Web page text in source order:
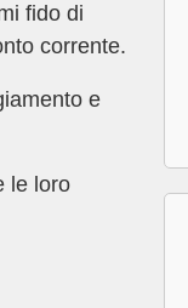
fido di
corrente.
e
le loro